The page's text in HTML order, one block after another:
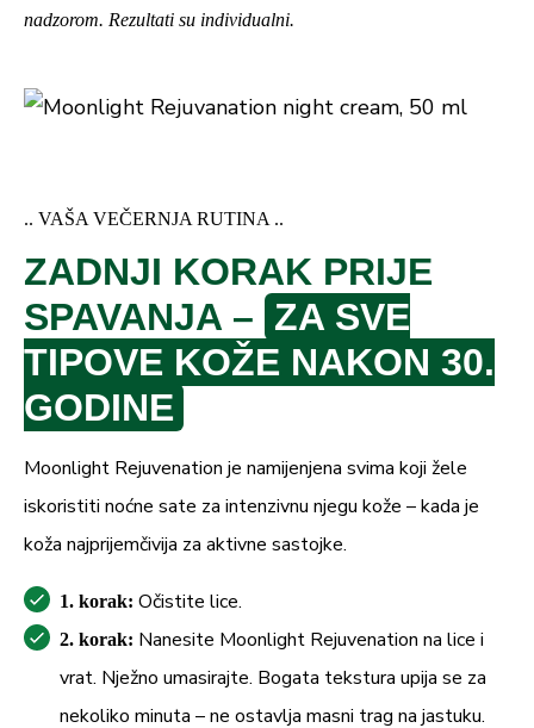
nadzorom. Rezultati su individualni.
.. VAŠA VEČERNJA RUTINA ..
ZADNJI KORAK PRIJE
SPAVANJA – ZA SVE
TIPOVE KOŽE NAKON 30.
GODINE
Moonlight Rejuvenation je namijenjena svima koji žele
iskoristiti noćne sate za intenzivnu njegu kože – kada je
koža najprijemčivija za aktivne sastojke.
1. korak: Očistite lice.
2. korak: Nanesite Moonlight Rejuvenation na lice i
vrat. Nježno umasirajte. Bogata tekstura upija se za
nekoliko minuta – ne ostavlja masni trag na jastuku.